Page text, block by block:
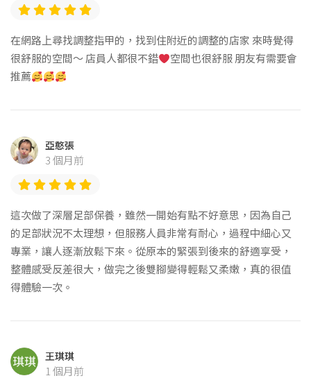
在網路上尋找調整指甲的，找到住附近的調整的店家 來時覺得
很舒服的空間～ 店員人都很不錯
空間也很舒服 朋友有需要會
推薦
亞憨張
3 個月前
這次做了深層足部保養，雖然一開始有點不好意思，因為自己
的足部狀況不太理想，但服務人員非常有耐心，過程中細心又
專業，讓人逐漸放鬆下來。從原本的緊張到後來的舒適享受，
整體感受反差很大，做完之後雙腳變得輕鬆又柔嫩，真的很值
得體驗一次。
王琪琪
1 個月前